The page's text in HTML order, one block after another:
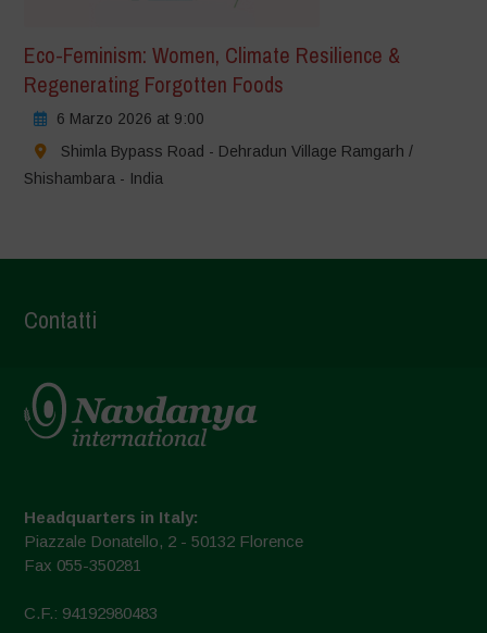
Eco-Feminism: Women, Climate Resilience &
Regenerating Forgotten Foods
6 Marzo 2026 at 9:00
Shimla Bypass Road - Dehradun Village Ramgarh /
Shishambara - India
Contatti
Headquarters in Italy:
Piazzale Donatello, 2 - 50132 Florence
Fax 055-350281
C.F.: 94192980483